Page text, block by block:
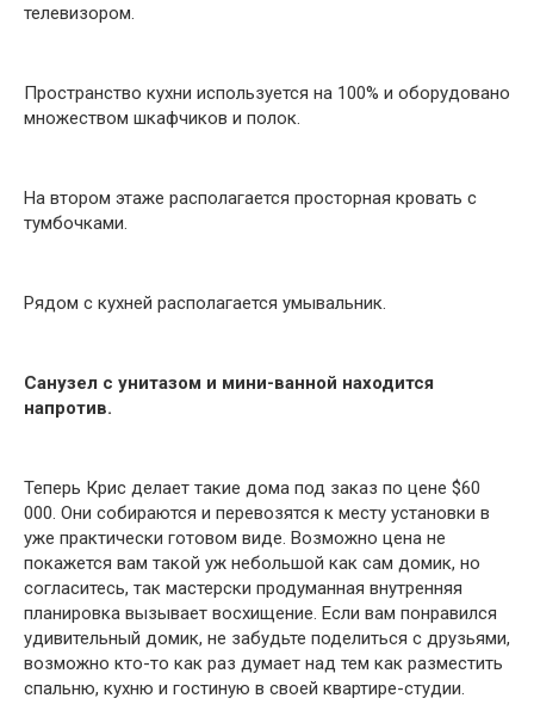
телевизором.
Пространство кухни используется на 100% и оборудовано
множеством шкафчиков и полок.
На втором этаже располагается просторная кровать с
тумбочками.
Рядом с кухней располагается умывальник.
Санузел с унитазом и мини-ванной находится
напротив.
Теперь Крис делает такие дома под заказ по цене $60
000. Они собираются и перевозятся к месту установки в
уже практически готовом виде. Возможно цена не
покажется вам такой уж небольшой как сам домик, но
согласитесь, так мастерски продуманная внутренняя
планировка вызывает восхищение. Если вам понравился
удивительный домик, не забудьте поделиться с друзьями,
возможно кто-то как раз думает над тем как разместить
спальню, кухню и гостиную в своей квартире-студии.